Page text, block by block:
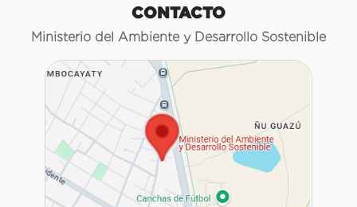
CONTACTO
Ministerio del Ambiente y Desarrollo Sostenible